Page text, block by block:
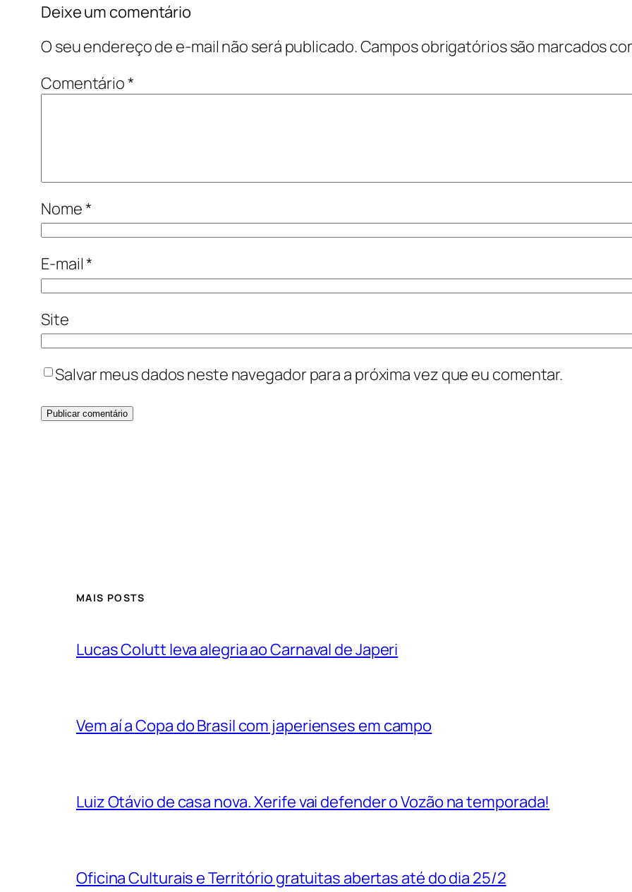
Deixe um comentário
O seu endereço de e-mail não será publicado.Campos obrigatórios são marcados
Comentário*
Nome*
E-mail*
Site
Salvar meus dados neste navegador para a próxima vez que eu comentar.
MAIS POSTS
Lucas Colutt leva alegria ao Carnaval de Japeri
Vem aí a Copa do Brasil com japerienses em campo
Luiz Otávio de casa nova. Xerife vai defender o Vozão na temporada!
Oficina Culturais e Território gratuitas abertas até do dia 25/2